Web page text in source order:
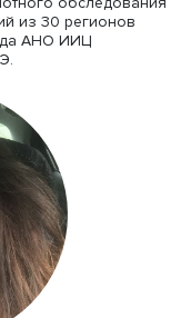
Высшей школы
Виктория
импортозамещения,
предприятий
у предприятий по
пилотного
из 30
года АНО ИИЦ
ВШЭ.